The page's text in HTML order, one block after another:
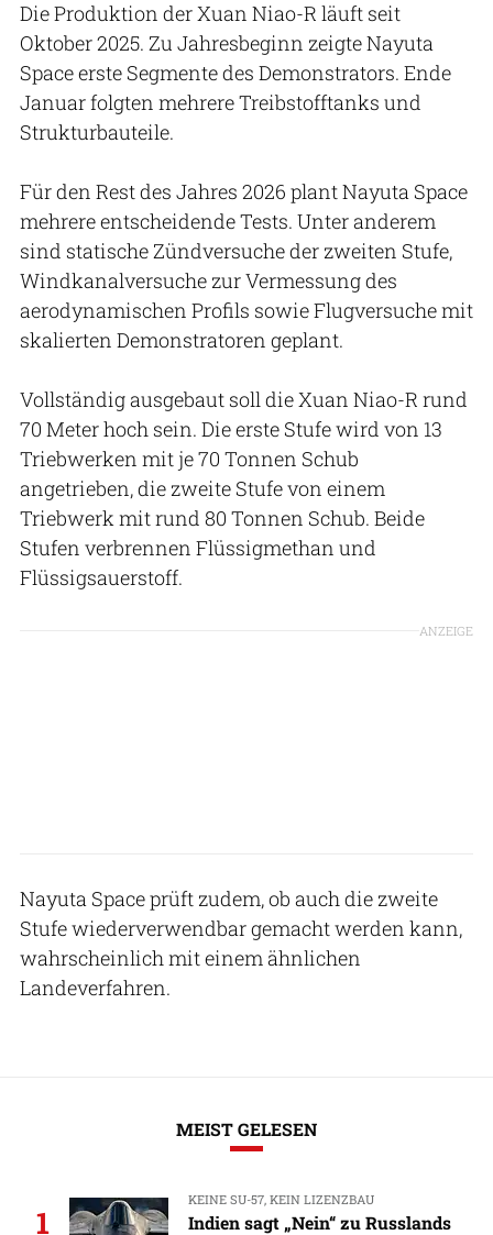
Die Produktion der Xuan Niao-R läuft seit
Oktober 2025. Zu Jahresbeginn zeigte Nayuta
Space erste Segmente des Demonstrators. Ende
Januar folgten mehrere Treibstofftanks und
Strukturbauteile.
Für den Rest des Jahres 2026 plant Nayuta Space
mehrere entscheidende Tests. Unter anderem
sind statische Zündversuche der zweiten Stufe,
Windkanalversuche zur Vermessung des
aerodynamischen Profils sowie Flugversuche mit
skalierten Demonstratoren geplant.
Vollständig ausgebaut soll die Xuan Niao-R rund
70 Meter hoch sein. Die erste Stufe wird von 13
Triebwerken mit je 70 Tonnen Schub
angetrieben, die zweite Stufe von einem
Triebwerk mit rund 80 Tonnen Schub. Beide
Stufen verbrennen Flüssigmethan und
Flüssigsauerstoff.
ANZEIGE
Nayuta Space prüft zudem, ob auch die zweite
Stufe wiederverwendbar gemacht werden kann,
wahrscheinlich mit einem ähnlichen
Landeverfahren.
MEIST GELESEN
1
KEINE SU-57, KEIN LIZENZBAU
Indien sagt „Nein“ zu Russlands